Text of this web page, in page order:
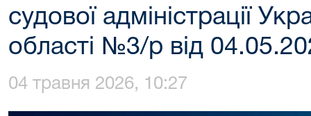
судової адміністрації
області №3/р від
04 травня 2026, 10:27